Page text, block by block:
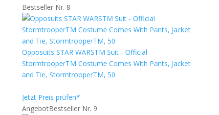
Bestseller Nr. 8
Opposuits STAR WARSTM Suit - Official
StormtrooperTM Costume Comes With Pants, Jacket
and Tie, StormtrooperTM, 50
Jetzt Preis prüfen*
AngebotBestseller Nr. 9